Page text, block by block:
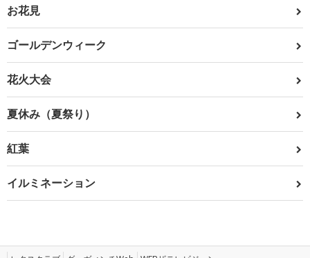
お花見
ゴールデンウィーク
花火大会
夏休み（夏祭り）
紅葉
イルミネーション